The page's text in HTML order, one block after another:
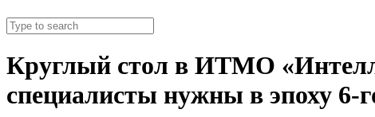
Круглый стол в ИТМО
специалисты нужны в эпоху 6-